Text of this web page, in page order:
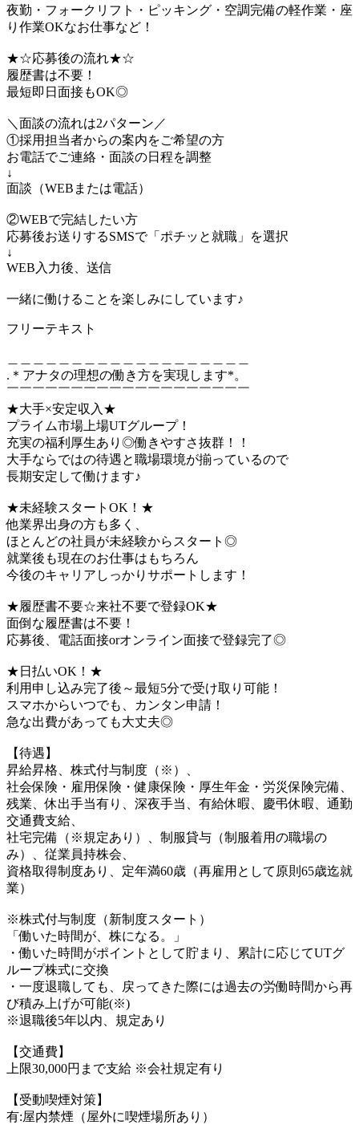
夜勤・フォークリフト・ピッキング・空調完備の軽作業・座
り作業OKなお仕事など！
★☆応募後の流れ★☆
履歴書は不要！
最短即日面接もOK◎
＼面談の流れは2パターン／
①採用担当者からの案内をご希望の方
お電話でご連絡・面談の日程を調整
↓
面談（WEBまたは電話）
②WEBで完結したい方
応募後お送りするSMSで「ポチッと就職」を選択
↓
WEB入力後、送信
一緒に働けることを楽しみにしています♪
フリーテキスト
.＊アナタの理想の働き方を実現します*。
￣￣￣￣￣￣￣￣￣￣￣￣￣￣￣￣￣￣￣
★大手×安定収入★
プライム市場上場UTグループ！
充実の福利厚生あり◎働きやすさ抜群！！
大手ならではの待遇と職場環境が揃っているので
長期安定して働けます♪
★未経験スタートOK！★
他業界出身の方も多く、
ほとんどの社員が未経験からスタート◎
就業後も現在のお仕事はもちろん
今後のキャリアしっかりサポートします！
★履歴書不要☆来社不要で登録OK★
面倒な履歴書は不要！
応募後、電話面接orオンライン面接で登録完了◎
★日払いOK！★
利用申し込み完了後～最短5分で受け取り可能！
スマホからいつでも、カンタン申請！
急な出費があっても大丈夫◎
【待遇】
昇給昇格、株式付与制度（※）、
社会保険・雇用保険・健康保険・厚生年金・労災保険完備、
残業、休出手当有り、深夜手当、有給休暇、慶弔休暇、通勤
交通費支給、
社宅完備（※規定あり）、制服貸与（制服着用の職場の
み）、従業員持株会、
資格取得制度あり、定年満60歳（再雇用として原則65歳迄就
業）
※株式付与制度（新制度スタート）
「働いた時間が、株になる。」
・働いた時間がポイントとして貯まり、累計に応じてUTグ
ループ株式に交換
・一度退職しても、戻ってきた際には過去の労働時間から再
び積み上げが可能(※)
※退職後5年以内、規定あり
【交通費】
上限30,000円まで支給 ※会社規定有り
【受動喫煙対策】
有:屋内禁煙（屋外に喫煙場所あり）